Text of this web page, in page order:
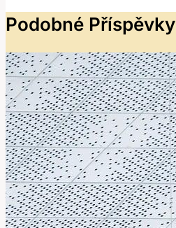
Podobné Příspěvky